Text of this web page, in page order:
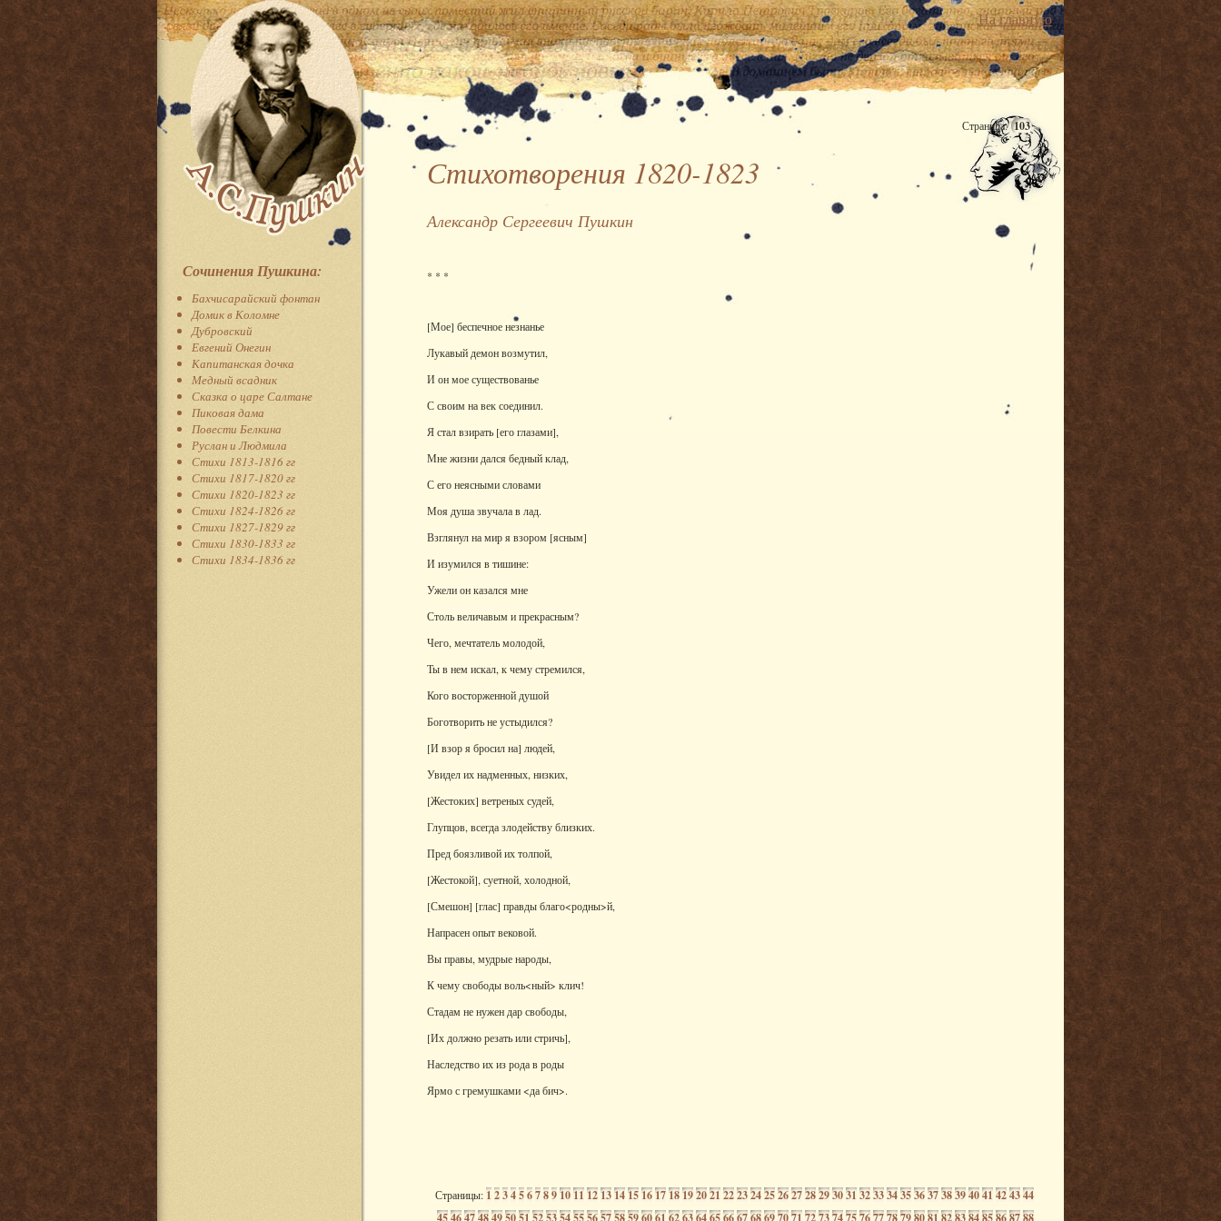
Сочинения Пушкина:
Бахчисарайский фонтан
Домик в Коломне
Дубровский
Евгений Онегин
Капитанская дочка
Медный всадник
Сказка о царе Салтане
Пиковая дама
Повести Белкина
Руслан и Людмила
Стихи 1813-1816 гг
Стихи 1817-1820 гг
Стихи 1820-1823 гг
Стихи 1824-1826 гг
Стихи 1827-1829 гг
Стихи 1830-1833 гг
Стихи 1834-1836 гг
На главную
Страница: 103
Стихотворения 1820-1823
Александр Сергеевич Пушкин
* * *
[Мое] беспечное незнанье
Лукавый демон возмутил,
И он мое существованье
С своим на век соединил.
Я стал взирать [его глазами],
Мне жизни дался бедный клад,
С его неясными словами
Моя душа звучала в лад.
Взглянул на мир я взором [ясным]
И изумился в тишине:
Ужели он казался мне
Столь величавым и прекрасным?
Чего, мечтатель молодой,
Ты в нем искал, к чему стремился,
Кого восторженной душой
Боготворить не устыдился?
[И взор я бросил на] людей,
Увидел их надменных, низких,
[Жестоких] ветреных судей,
Глупцов, всегда злодейству близких.
Пред боязливой их толпой,
[Жестокой], суетной, холодной,
[Смешон] [глас] правды благо<родны>й,
Напрасен опыт вековой.
Вы правы, мудрые народы,
К чему свободы воль<ный> клич!
Стадам не нужен дар свободы,
[Их должно резать или стричь],
Наследство их из рода в роды
Ярмо с гремушками <да бич>.
Страницы:1 234567891011121314151617181920212223242526272829303132333435363738394041424344
4546474849505152535455565758596061626364656667686970717273747576777879808182838485868788